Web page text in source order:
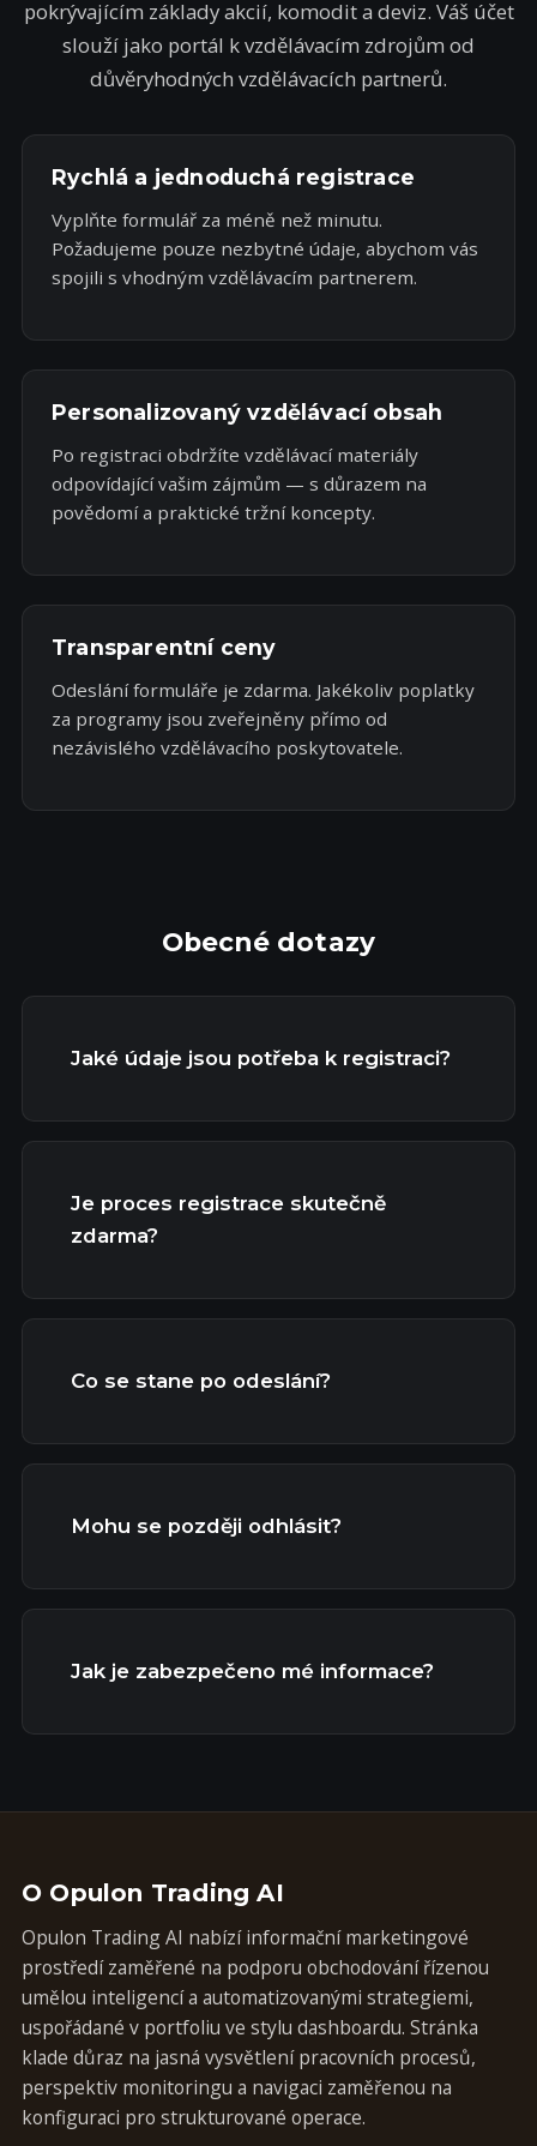
pokrývajícím základy akcií, komodit a deviz. Váš účet
slouží jako portál k vzdělávacím zdrojům od
důvěryhodných vzdělávacích partnerů.
Rychlá a jednoduchá registrace
Vyplňte formulář za méně než minutu.
Požadujeme pouze nezbytné údaje, abychom vás
spojili s vhodným vzdělávacím partnerem.
Personalizovaný vzdělávací obsah
Po registraci obdržíte vzdělávací materiály
odpovídající vašim zájmům — s důrazem na
povědomí a praktické tržní koncepty.
Transparentní ceny
Odeslání formuláře je zdarma. Jakékoliv poplatky
za programy jsou zveřejněny přímo od
nezávislého vzdělávacího poskytovatele.
Obecné dotazy
Jaké údaje jsou potřeba k registraci?
Je proces registrace skutečně
zdarma?
Co se stane po odeslání?
Mohu se později odhlásit?
Jak je zabezpečeno mé informace?
O Opulon Trading AI
Opulon Trading AI nabízí informační marketingové
prostředí zaměřené na podporu obchodování řízenou
umělou inteligencí a automatizovanými strategiemi,
uspořádané v portfoliu ve stylu dashboardu. Stránka
klade důraz na jasná vysvětlení pracovních procesů,
perspektiv monitoringu a navigaci zaměřenou na
konfiguraci pro strukturované operace.